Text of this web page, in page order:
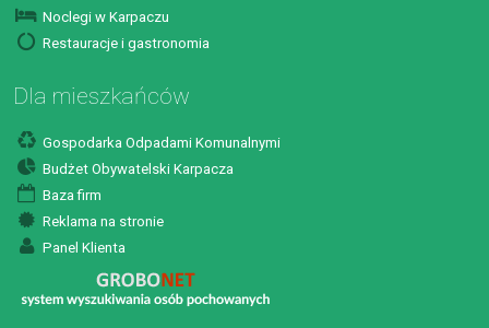
Noclegi w Karpaczu
Restauracje i gastronomia
Dla mieszkańców
Gospodarka Odpadami Komunalnymi
Budżet Obywatelski Karpacza
Baza firm
Reklama na stronie
Panel Klienta